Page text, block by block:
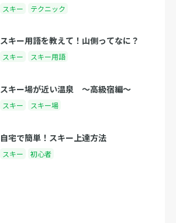
スキー テクニック
スキー用語を教えて！山側ってなに？
スキー スキー用語
スキー場が近い温泉 〜高級宿編〜
スキー スキー場
自宅で簡単！スキー上達方法
スキー 初心者